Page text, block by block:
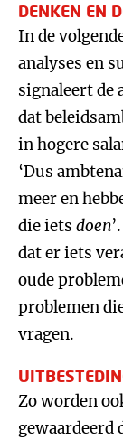
DENKEN EN
In de
analyses en
signaleert de
dat
in hogere
‘Dus
meer en
die iets doen
dat er iets
oude
problemen
vragen.
Zo worden
gewaardeerd